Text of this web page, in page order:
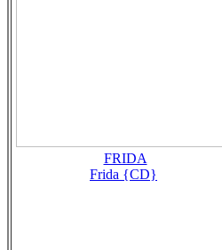
FRIDA
Frida {CD}